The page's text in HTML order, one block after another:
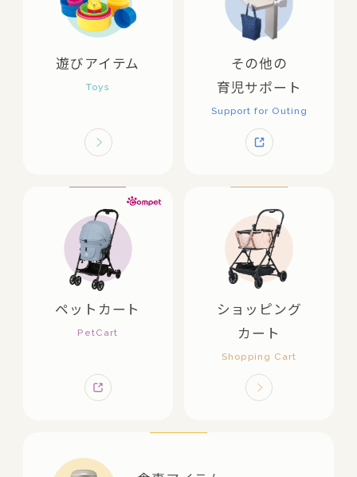
遊びアイテム
その他の
育児サポート
ペットカート
ショッピング
カート